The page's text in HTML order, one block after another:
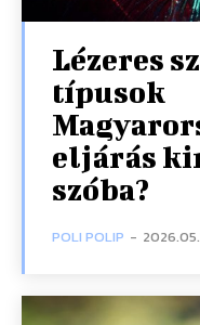
Lézeres
típusok
eljárás
szóba?
POLI POLIP -